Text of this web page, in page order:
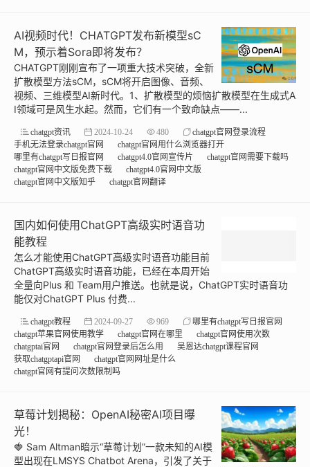
AI视频时代！CHATGPT发布新模型sC
M，预示着Sora即将发布？
CHATGPT刚刚宣布了一项重大技术突破，全新
扩散模型方法sCM，sCM将开启图像、音频、
视频、三维模型AI新时代。1、扩散模型的烦恼扩散模型在生成式A
I领域可是风生水起。然而，它们有一个致命缺点——...
chatgpt资讯 2024-10-24 480
chatgpt官网登录流程
手机无法登录chatgpt官网
chatgpt官网用什么浏览器打开
哪里有chatgpt写日报官网
chatgpt4.0官网宣传片
chatgpt官网需要下载吗
chatgpt官网中文版免费下载
chatgpt4.0官网中文版
chatgpt官网中文版知乎
chatgpt官网翻译
国内如何使用ChatGPT高级实时语音功
能教程
怎么才能使用ChatGPT高级实时语音功能目前
ChatGPT高级实时语音功能，已经在本周开始
全量向Plus 和 Team用户推送。也就是说，ChatGPT实时语音功
能仅对ChatGPT Plus 付费...
chatgpt教程 2024-09-27 969
哪里有chatgpt写日报官网
chatgpt苹果官网使用教学
chatgpt官网在哪里
chatgpt官网使用次数
chatgptai官网
chatgpt官网登录后怎么用
吴恩达chatgpt课程官网
获取chatgptapi官网
chatgpt官网网址是什么
chatgpt官网有提问次数限制吗
草莓计划揭秘：OpenAI秘密AI项目曝
光！
🍓 Sam Altman暗示“草莓计划”一款未知的AI模
型出现在LMSYS Chatbot Arena，引发了关于